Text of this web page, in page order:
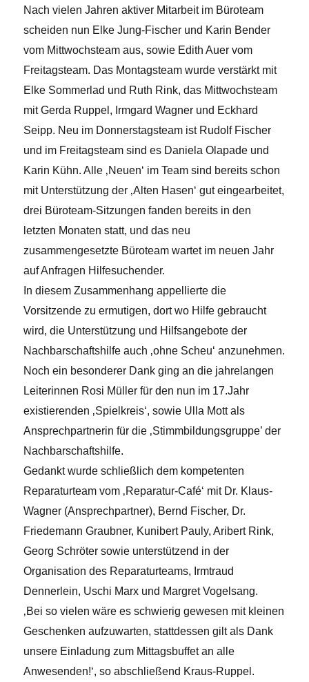
Nach vielen Jahren aktiver Mitarbeit im Büroteam
scheiden nun Elke Jung-Fischer und Karin Bender
vom Mittwochsteam aus, sowie Edith Auer vom
Freitagsteam. Das Montagsteam wurde verstärkt mit
Elke Sommerlad und Ruth Rink, das Mittwochsteam
mit Gerda Ruppel, Irmgard Wagner und Eckhard
Seipp. Neu im Donnerstagsteam ist Rudolf Fischer
und im Freitagsteam sind es Daniela Olapade und
Karin Kühn. Alle ‚Neuen‘ im Team sind bereits schon
mit Unterstützung der ‚Alten Hasen‘ gut eingearbeitet,
drei Büroteam-Sitzungen fanden bereits in den
letzten Monaten statt, und das neu
zusammengesetzte Büroteam wartet im neuen Jahr
auf Anfragen Hilfesuchender.
In diesem Zusammenhang appellierte die
Vorsitzende zu ermutigen, dort wo Hilfe gebraucht
wird, die Unterstützung und Hilfsangebote der
Nachbarschaftshilfe auch ‚ohne Scheu‘ anzunehmen.
Noch ein besonderer Dank ging an die jahrelangen
Leiterinnen Rosi Müller für den nun im 17.Jahr
existierenden ‚Spielkreis‘, sowie Ulla Mott als
Ansprechpartnerin für die ‚Stimmbildungsgruppe’ der
Nachbarschaftshilfe.
Gedankt wurde schließlich dem kompetenten
Reparaturteam vom ‚Reparatur-Café‘ mit Dr. Klaus-
Wagner (Ansprechpartner), Bernd Fischer, Dr.
Friedemann Graubner, Kunibert Pauly, Aribert Rink,
Georg Schröter sowie unterstützend in der
Organisation des Reparaturteams, Irmtraud
Dennerlein, Uschi Marx und Margret Vogelsang.
‚Bei so vielen wäre es schwierig gewesen mit kleinen
Geschenken aufzuwarten, stattdessen gilt als Dank
unsere Einladung zum Mittagsbuffet an alle
Anwesenden!‘, so abschließend Kraus-Ruppel.